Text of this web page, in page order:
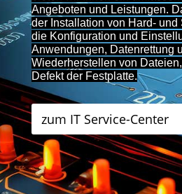
Angeboten und Leistungen.
der Installation von Hard- und
die Konfiguration und
Anwendungen, Datenrettung
Wiederherstellen von
Defekt der Festplatte.
zum IT Service-Center